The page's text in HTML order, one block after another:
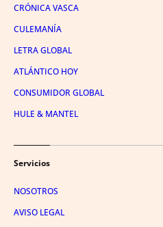
CRÓNICA VASCA
CULEMANÍA
LETRA GLOBAL
ATLÁNTICO HOY
CONSUMIDOR GLOBAL
HULE & MANTEL
Servicios
NOSOTROS
AVISO LEGAL